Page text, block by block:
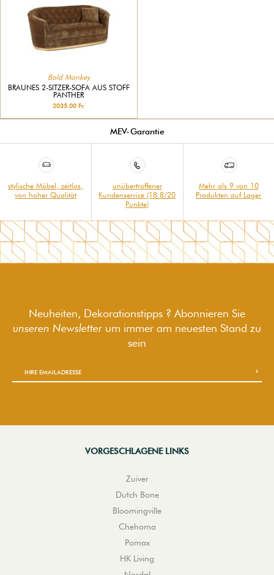
Bold Monkey
BRAUNES 2-SITZER-SOFA AUS STOFF
PANTHER
2035.00 Fr.
MEV-Garantie
stylische Möbel, zeitlos,
von hoher Qualität
unübertroffener
Kundenservice (18.8/20
Punkte)
Mehr als 9 von 10
Produkten auf Lager
Neuheiten, Dekorationstipps ? Abonnieren Sie
unseren Newsletter um immer am neuesten Stand zu
sein
VORGESCHLAGENE LINKS
Zuiver
Dutch Bone
Bloomingville
Chehoma
Pomax
HK Living